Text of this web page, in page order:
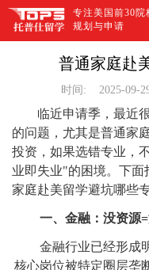
专注美国前30院
规划与申请
普通家庭赴
时间: 2025-09-
临近申请季，最近
的问题，尤其是普通家
投资，如果选错专业，
业即失业"的困境。下面
家庭赴美留学避坑哪些专
一、金融：没资源
金融行业已经形成明
核心岗位被特定圈层垄